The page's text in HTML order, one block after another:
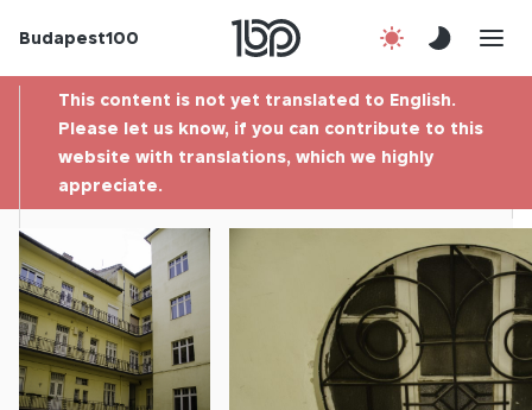
Budapest100
Contact
This content is not yet translated to English.
Please let us know, if you can contribute to this
website with translations, which we highly
appreciate.